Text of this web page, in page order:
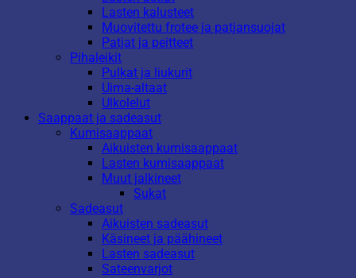
Lasten kalusteet
Muovitettu frotee ja patjansuojat
Patjat ja peitteet
Pihaleikit
Pulkat ja liukurit
Uima-altaat
Ulkolelut
Saappaat ja sadeasut
Kumisaappaat
Aikuisten kumisaappaat
Lasten kumisaappaat
Muut jalkineet
Sukat
Sadeasut
Aikuisten sadeasut
Käsineet ja päähineet
Lasten sadeasut
Sateenvarjot